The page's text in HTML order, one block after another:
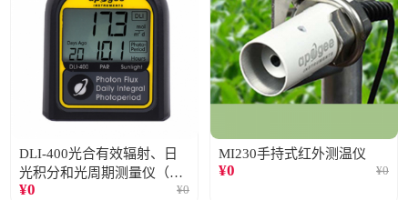
DLI-400光合有效辐射、日
光积分和光周期测量仪（仅
阳光）
¥0 ¥0
MI230手持式红外测温仪
¥0 ¥0